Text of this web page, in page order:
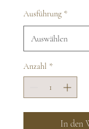
Ausführung *
Anzahl *
In den